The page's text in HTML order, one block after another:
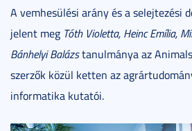
A vemhesülési arány és a selejtezési
jelent meg Tóth Violetta, Heinc Emília,
Bánhelyi Balázstanulmánya az
szerzők közül ketten az
informatika kutatói.